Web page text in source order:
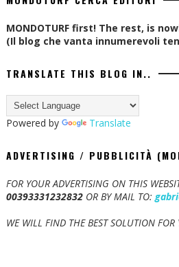
MONDOTURF first! The rest, is
(Il blog che vanta innumerevoli
TRANSLATE THIS BLOG IN..
Powered by Translate
ADVERTISING / PUBBLICITÀ
FOR YOUR ADVERTISING ON THIS
00393331232832OR BY MAIL TO:
WE WILL FIND THE BEST SOLUTION FOR